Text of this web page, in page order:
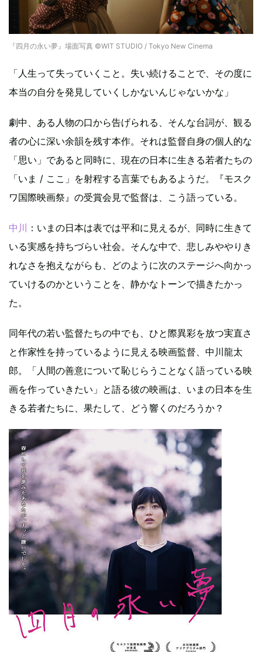
『四月の永い夢』場面写真 ©WIT STUDIO / Tokyo New Cinema
「人生って失っていくこと。失い続けることで、その度に
本当の自分を発見していくしかないんじゃないかな」
劇中、ある人物の口から告げられる、そんな台詞が、観る
者の心に深い余韻を残す本作。それは監督自身の個人的な
「思い」であると同時に、現在の日本に生きる若者たちの
「いま / ここ」を射程する言葉でもあるようだ。『モスク
ワ国際映画祭』の受賞会見で監督は、こう語っている。
中川 ：いまの日本は表では平和に見えるが、同時に生きて
いる実感を持ちづらい社会。そんな中で、悲しみややりき
れなさを抱えながらも、どのように次のステージへ向かっ
ていけるのかということを、静かなトーンで描きたかっ
た。
同年代の若い監督たちの中でも、ひと際異彩を放つ実直さ
と作家性を持っているように見える映画監督、中川龍太
郎。「人間の善意について恥じらうことなく語っている映
画を作っていきたい」と語る彼の映画は、いまの日本を生
きる若者たちに、果たして、どう響くのだろうか？